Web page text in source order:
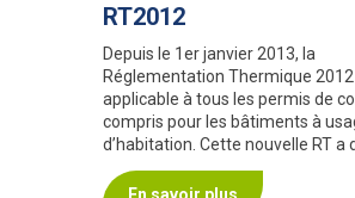
RT2012
Depuis le 1er janvier 2013, la
Réglementation Thermique
applicable à tous les permis de
compris pour les bâtiments à
d’habitation. Cette nouvelle RT a